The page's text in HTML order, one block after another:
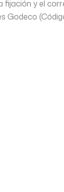
fijación y el
Godeco